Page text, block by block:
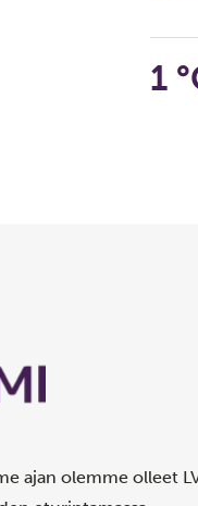
1
ajan olemme olleet